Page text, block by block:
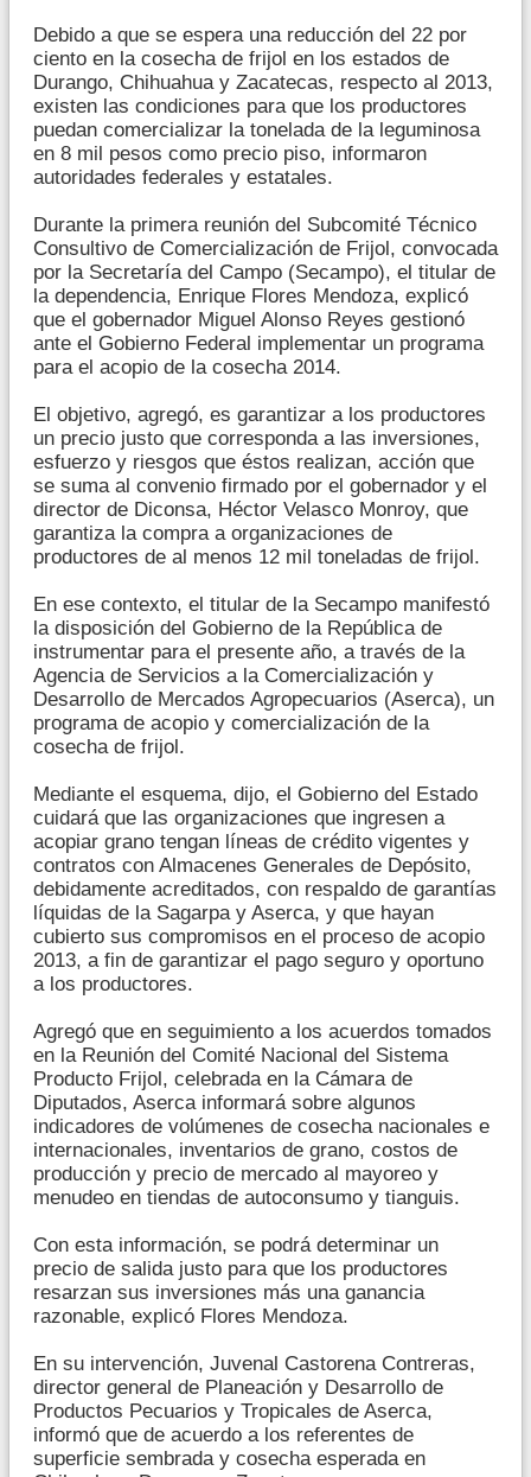
Debido a que se espera una reducción del 22 por
ciento en la cosecha de frijol en los estados de
Durango, Chihuahua y Zacatecas, respecto al 2013,
existen las condiciones para que los productores
puedan comercializar la tonelada de la leguminosa
en 8 mil pesos como precio piso, informaron
autoridades federales y estatales.
Durante la primera reunión del Subcomité Técnico
Consultivo de Comercialización de Frijol, convocada
por la Secretaría del Campo (Secampo), el titular de
la dependencia, Enrique Flores Mendoza, explicó
que el gobernador Miguel Alonso Reyes gestionó
ante el Gobierno Federal implementar un programa
para el acopio de la cosecha 2014.
El objetivo, agregó, es garantizar a los productores
un precio justo que corresponda a las inversiones,
esfuerzo y riesgos que éstos realizan, acción que
se suma al convenio firmado por el gobernador y el
director de Diconsa, Héctor Velasco Monroy, que
garantiza la compra a organizaciones de
productores de al menos 12 mil toneladas de frijol.
En ese contexto, el titular de la Secampo manifestó
la disposición del Gobierno de la República de
instrumentar para el presente año, a través de la
Agencia de Servicios a la Comercialización y
Desarrollo de Mercados Agropecuarios (Aserca), un
programa de acopio y comercialización de la
cosecha de frijol.
Mediante el esquema, dijo, el Gobierno del Estado
cuidará que las organizaciones que ingresen a
acopiar grano tengan líneas de crédito vigentes y
contratos con Almacenes Generales de Depósito,
debidamente acreditados, con respaldo de garantías
líquidas de la Sagarpa y Aserca, y que hayan
cubierto sus compromisos en el proceso de acopio
2013, a fin de garantizar el pago seguro y oportuno
a los productores.
Agregó que en seguimiento a los acuerdos tomados
en la Reunión del Comité Nacional del Sistema
Producto Frijol, celebrada en la Cámara de
Diputados, Aserca informará sobre algunos
indicadores de volúmenes de cosecha nacionales e
internacionales, inventarios de grano, costos de
producción y precio de mercado al mayoreo y
menudeo en tiendas de autoconsumo y tianguis.
Con esta información, se podrá determinar un
precio de salida justo para que los productores
resarzan sus inversiones más una ganancia
razonable, explicó Flores Mendoza.
En su intervención, Juvenal Castorena Contreras,
director general de Planeación y Desarrollo de
Productos Pecuarios y Tropicales de Aserca,
informó que de acuerdo a los referentes de
superficie sembrada y cosecha esperada en